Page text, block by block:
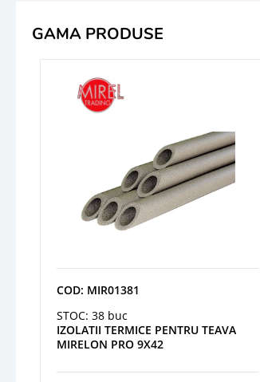
GAMA PRODUSE
COD: MIR01381
STOC: 38 buc
IZOLATII TERMICE PENTRU TEAVA
MIRELON PRO 9X42